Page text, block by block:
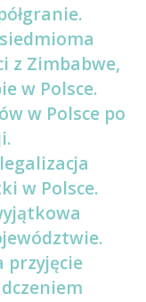
z Zimbabwe,
w Polsce.
w Polsce po
w Polsce.
przyjęcie